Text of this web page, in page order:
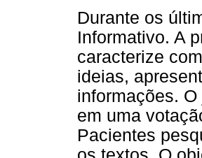
Durante os
Informativo. A
caracterize
ideias,
informações.
em uma
Pacientes